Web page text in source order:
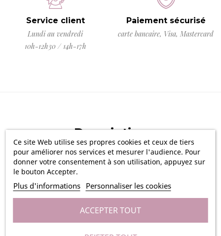
Ce site Web utilise ses propres cookies et ceux de tiers
pour améliorer nos services et mesurer l'audience. Pour
donner votre consentement à son utilisation, appuyez sur
le bouton Accepter.
Plus d'informations Personnaliser les cookies
ACCEPTER TOUT
Service client
Lundi au vendredi
10h-12h30 / 14h-17h
Paiement sécurisé
carte bancaire, Visa, Mastercard
Description
Avis Clients (0)
Surprenez vos convives et vos proches et annoncez leur